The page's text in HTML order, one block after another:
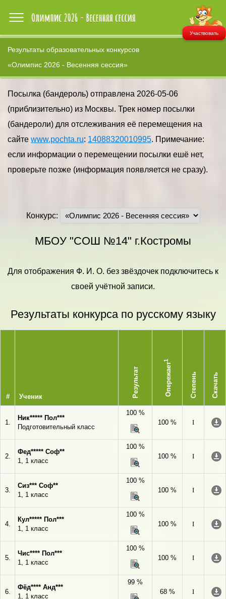
Участвовать
Результаты образовательных конкурсов
«Олимпис 2026 - Весенняя сессия»
Посылка (бандероль) отправлена 2026-05-06
(приблизительно) из Москвы. Трек номер посылки
(бандероли) для отслеживания её перемещения на
сайте www.pochta.ru: 14088320010995. Примечание:
если информации о перемещении посылки ешё нет,
проверьте позже (информация появляется не сразу).
Конкурс:
МБОУ "СОШ №14" г.Костромы
Для отображения Ф. И. О. без звёздочек подключитесь к
своей учётной записи.
Результаты конкурса по русскому языку
# Ученик Результат Опережает
1
Степень Скачать
1.
Ник***** Пол***
Подготовительный класс
100 %
100 %
I
2.
Фед***** Соф**
1, 1 класс
100 %
100 %
I
3.
Сиз*** Соф**
1, 1 класс
100 %
100 %
I
4.
Кул***** Пол***
1, 1 класс
100 %
100 %
I
5.
Чис**** Пол***
1, 1 класс
100 %
100 %
I
6.
Фёд**** Анд***
1, 1 класс
99 %
68 %
I